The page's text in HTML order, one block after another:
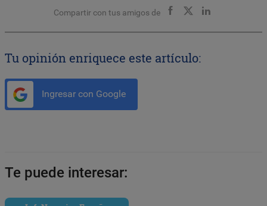
Compartir con tus amigos de
Tu opinión enriquece este artículo:
Ingresar con Google
Te puede interesar: